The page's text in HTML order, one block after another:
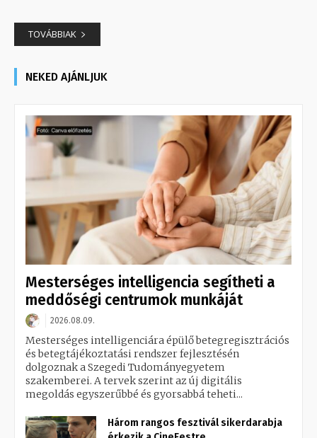
TOVÁBBIAK
NEKED AJÁNLJUK
Mesterséges intelligencia segítheti a
meddőségi centrumok munkáját
2026.08.09.
Mesterséges intelligenciára épülő betegregisztrációs
és betegtájékoztatási rendszer fejlesztésén
dolgoznak a Szegedi Tudományegyetem
szakemberei. A tervek szerint az új digitális
megoldás egyszerűbbé és gyorsabbá teheti...
Három rangos fesztivál sikerdarabja